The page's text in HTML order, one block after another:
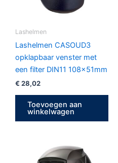
Lashelmen
Lashelmen CASOUD3
opklapbaar venster met
een filter DIN11 108x51mm
€ 28,02
Toevoegen aan
winkelwagen